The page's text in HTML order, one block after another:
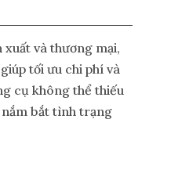
và thương mại,
tối ưu chi phí và
cụ không thể thiếu
bắt tình trạng